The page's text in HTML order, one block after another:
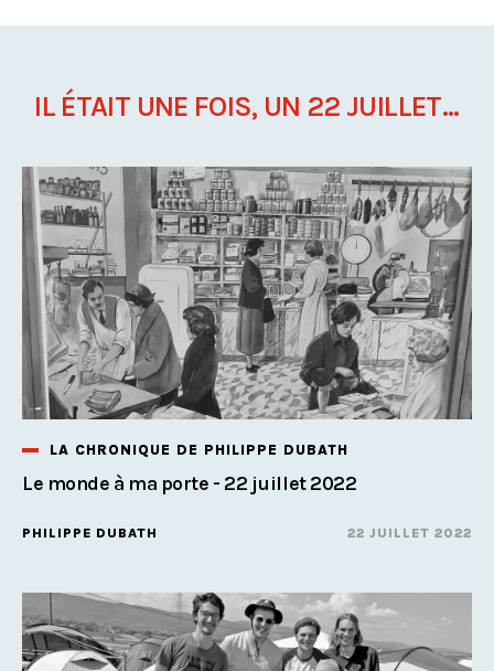
IL ÉTAIT UNE FOIS, UN 22 JUILLET...
LA CHRONIQUE DE PHILIPPE DUBATH
Le monde à ma porte - 22 juillet 2022
PHILIPPE DUBATH 22 JUILLET 2022